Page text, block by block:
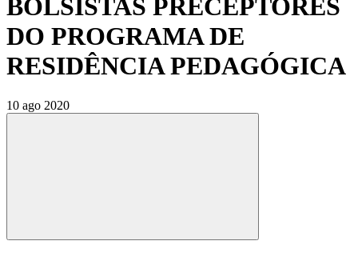
BOLSISTAS PRECEPTORES
DO PROGRAMA DE
RESIDÊNCIA PEDAGÓGICA
10 ago 2020
Compartilhar